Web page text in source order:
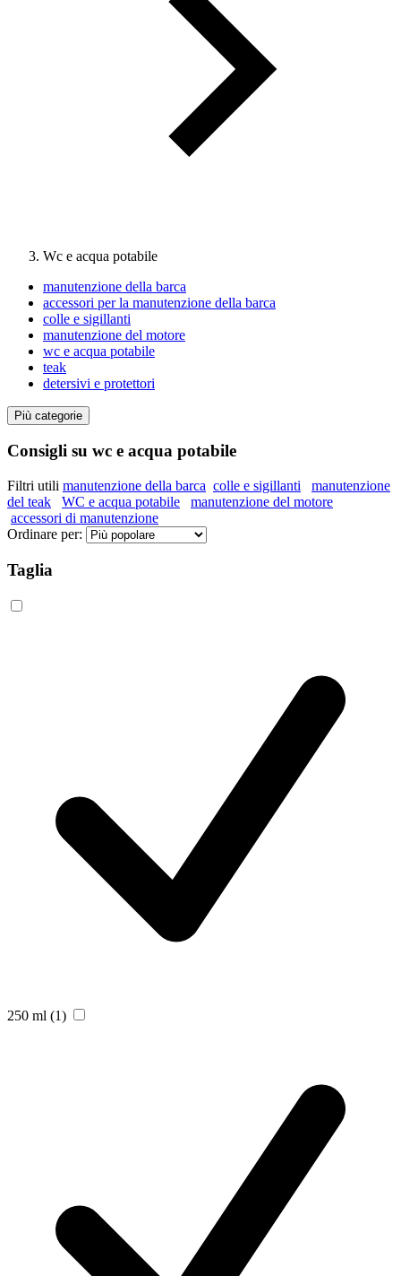
Wc e acqua potabile
manutenzione della barca
accessori per la manutenzione della barca
colle e sigillanti
manutenzione del motore
wc e acqua potabile
teak
detersivi e protettori
Più categorie
Consigli su wc e acqua potabile
Filtri utili manutenzione della barca colle e sigillanti
manutenzione
del teak
WC e acqua potabile
manutenzione del motore
accessori di manutenzione
Ordinare per:
Taglia
250 ml (1)